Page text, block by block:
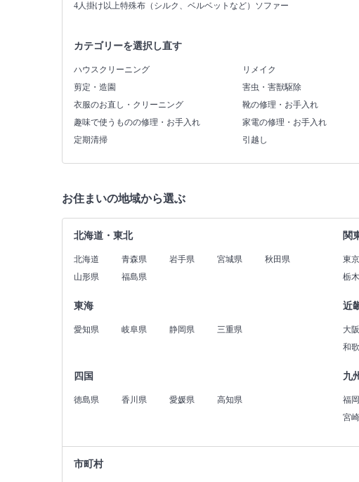
4人掛け以上特殊布（シルク、ベルベットなど）ソファー
カテゴリーを選択し直す
ハウスクリーニング リメイク
剪定・造園
害虫・害獣駆除
衣服のお直し・クリーニング
靴の修理・お手入れ
趣味で使うものの修理・お手入れ
家電の修理・お手入れ
定期清掃
引越し
お住まいの地域から選ぶ
北海道・東北
北海道 青森県 岩手県 宮城県
秋田県
山形県
福島県
関
東
栃
東海
愛知県 岐阜県 静岡県 三重県
近
大
和
四国
徳島県 香川県 愛媛県 高知県
九
福
宮
市町村